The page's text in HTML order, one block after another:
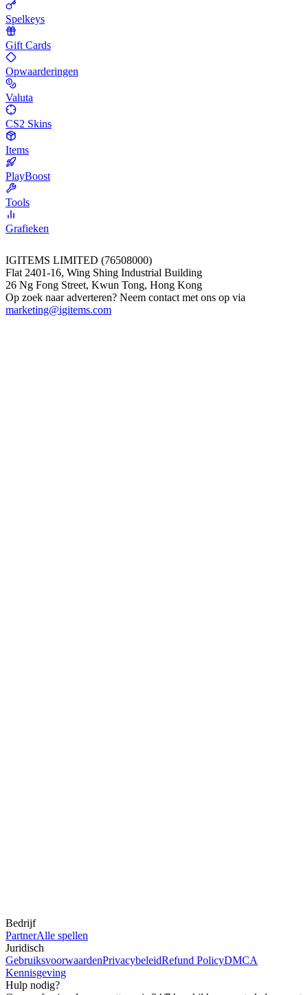
Spelkeys
Gift Cards
Opwaarderingen
Valuta
CS2 Skins
Items
PlayBoost
Tools
Grafieken
IGITEMS LIMITED (76508000)
Flat 2401-16, Wing Shing Industrial Building
26 Ng Fong Street, Kwun Tong, Hong Kong
Op zoek naar adverteren? Neem contact met ons op via
marketing@igitems.com
Bedrijf
PartnerAlle spellen
Juridisch
GebruiksvoorwaardenPrivacybeleidRefund PolicyDMCA
Kennisgeving
Hulp nodig?